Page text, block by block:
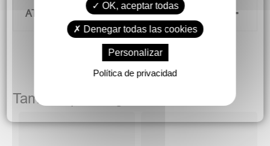
ATENCIÓN AL CLIENTE
También podría gustarte
OK, aceptar todas
Denegar todas las cookies
Personalizar
Política de privacidad